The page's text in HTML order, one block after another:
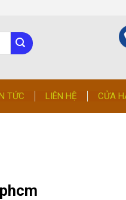
TỨC LIÊN HỆ CỬA